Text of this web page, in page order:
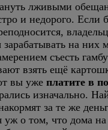
лживыми
и недорого. Если
на них
съесть
взять ещё
вы уже платите в
изначально.
за те же
уж о том, что дома